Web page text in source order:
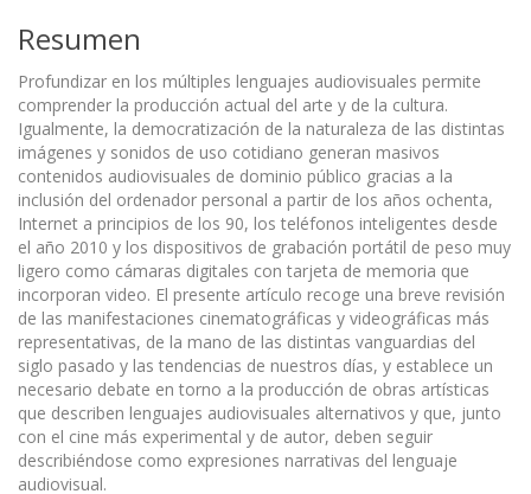
Resumen
Profundizar en los múltiples lenguajes audiovisuales permite
comprender la producción actual del arte y de la cultura.
Igualmente, la democratización de la naturaleza de las distintas
imágenes y sonidos de uso cotidiano generan masivos
contenidos audiovisuales de dominio público gracias a la
inclusión del ordenador personal a partir de los años ochenta,
Internet a principios de los 90, los teléfonos inteligentes desde
el año 2010 y los dispositivos de grabación portátil de peso muy
ligero como cámaras digitales con tarjeta de memoria que
incorporan video. El presente artículo recoge una breve revisión
de las manifestaciones cinematográficas y videográficas más
representativas, de la mano de las distintas vanguardias del
siglo pasado y las tendencias de nuestros días, y establece un
necesario debate en torno a la producción de obras artísticas
que describen lenguajes audiovisuales alternativos y que, junto
con el cine más experimental y de autor, deben seguir
describiéndose como expresiones narrativas del lenguaje
audiovisual.